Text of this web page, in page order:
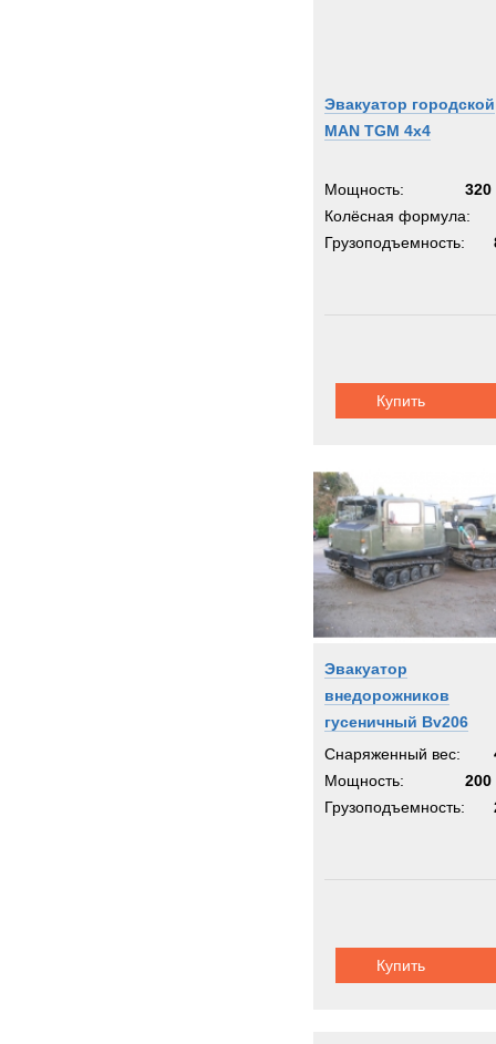
Эвакуатор городской
MAN TGM 4x4
Мощность:
320
Колёсная формула:
Грузоподъемность:
Купить
Эвакуатор
внедорожников
гусеничный Bv206
Снаряженный вес:
Мощность:
200
Грузоподъемность:
Купить